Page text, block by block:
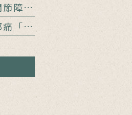
院内勉強会「仙腸関節障害と腰痛」
院内勉強会 腰殿部痛「仙腸関節障害」と「上殿皮神経／中殿皮神経障害」をどう見極めるか